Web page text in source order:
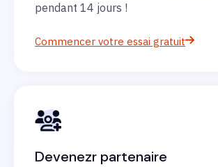
pendant 14 jours !
Commencer votre essai gratuit
Devenezr partenaire